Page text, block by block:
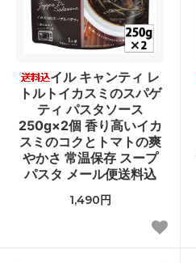
イル キャンティ レ
トルトイカスミのスパゲ
ティ パスタソース
250g×2個 香り高いイカ
スミのコクとトマトの爽
やかさ 常温保存 スープ
パスタ メール便送料込
1,490円